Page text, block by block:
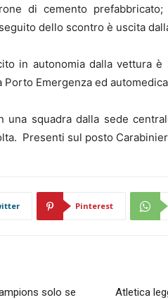
di cemento
dello scontro è uscita
in autonomia dalla vettura
Emergenza ed
una squadra dalla sede
Presenti sul posto
Pinterest
solo se
Atletica